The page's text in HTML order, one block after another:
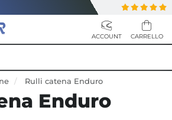
Rulli catena Enduro
Enduro